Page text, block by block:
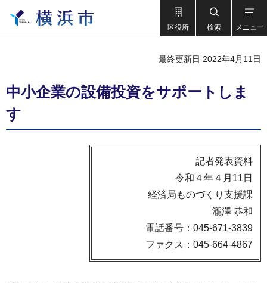
区役所 検索 メニュー
最終更新日 2022年4月11日
中小企業の設備投資をサポートしま
す
記者発表資料
令和４年４月11日
経済局ものづくり支援課
瀧澤 恭和
電話番号：045-671-3839
ファクス：045-664-4867